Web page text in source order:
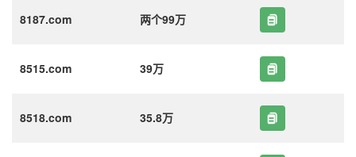
8187.com 两个99万
8515.com 39万
8518.com 35.8万